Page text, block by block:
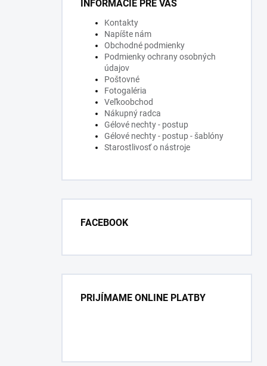
INFORMÁCIE PRE VÁS
Kontakty
Napíšte nám
Obchodné podmienky
Podmienky ochrany osobných
údajov
Poštovné
Fotogaléria
Veľkoobchod
Nákupný radca
Gélové nechty - postup
Gélové nechty - postup - šablóny
Starostlivosť o nástroje
FACEBOOK
PRIJÍMAME ONLINE PLATBY